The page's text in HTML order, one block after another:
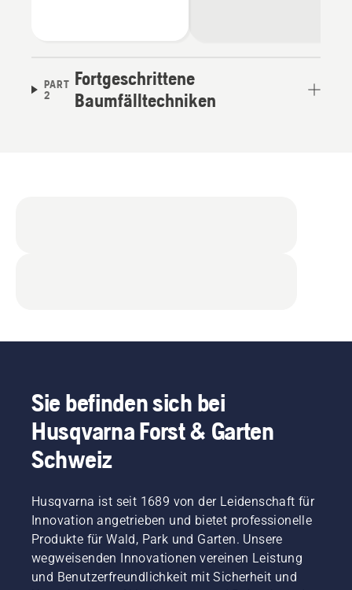
PART
2
Fortgeschrittene
Baumfälltechniken
Sie befinden sich bei
Husqvarna Forst & Garten
Schweiz
Husqvarna ist seit 1689 von der Leidenschaft für
Innovation angetrieben und bietet professionelle
Produkte für Wald, Park und Garten. Unsere
wegweisenden Innovationen vereinen Leistung
und Benutzerfreundlichkeit mit Sicherheit und